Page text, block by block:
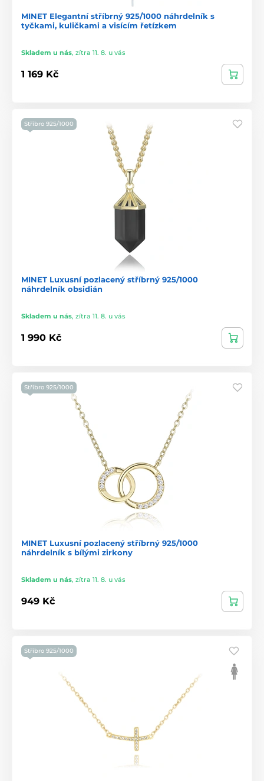
MINET Elegantní stříbrný 925/1000 náhrdelník s
tyčkami, kuličkami a visícím řetízkem
Skladem u nás, zítra 11. 8. u vás
1 169 Kč
Stříbro 925/1000
MINET Luxusní pozlacený stříbrný 925/1000
náhrdelník obsidián
Skladem u nás, zítra 11. 8. u vás
1 990 Kč
Stříbro 925/1000
MINET Luxusní pozlacený stříbrný 925/1000
náhrdelník s bílými zirkony
Skladem u nás, zítra 11. 8. u vás
949 Kč
Stříbro 925/1000